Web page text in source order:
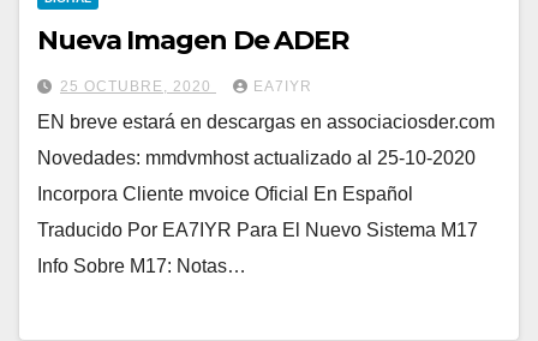
Nueva Imagen De ADER
25 OCTUBRE, 2020 EA7IYR
EN breve estará en descargas en associaciosder.com
Novedades: mmdvmhost actualizado al 25-10-2020
Incorpora Cliente mvoice Oficial En Español
Traducido Por EA7IYR Para El Nuevo Sistema M17
Info Sobre M17: Notas…